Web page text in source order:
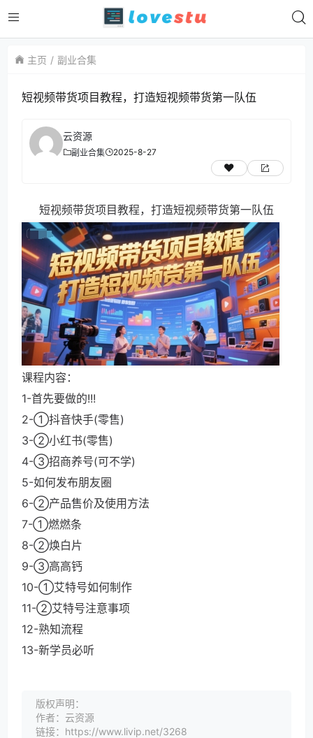
主页 副业合集
短视频带货项目教程，打造短视频带货第一队伍
云资源
副业合集 2025-8-27
短视频带货项目教程，打造短视频带货第一队伍
课程内容：
1-首先要做的!!!
2-①抖音快手(零售)
3-②小红书(零售)
4-③招商养号(可不学)
5-如何发布朋友圈
6-②产品售价及使用方法
7-①燃燃条
8-②焕白片
9-③高高钙
10-①艾特号如何制作
11-②艾特号注意事项
12-熟知流程
13-新学员必听
版权声明：
作者：云资源
链接：https://www.livip.net/3268